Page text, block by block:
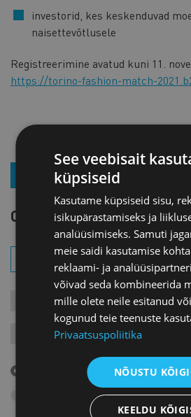
investorid, kes keskenduvad
naisettevõtlusele
Registreerimine avatud kuni 11.
https://torino-fashion-match-
LIITU UUDISKIRJAGA
OTSI SÜNDMUST
KONTAKTÜRITUSED KOOLITUSED
JÄRELVAATAMINE MESSID
Tulevased sündmused
See veebisait
küpsiseid
Kasutame küpsiseid sisu,
isikupärastamiseks ja
analüüsimiseks. Samuti
meie saidi kasutamise
reklaami- ja
võivad seda kombineerida
mille olete neile esitanud
kogunud teie teenuste
Privaatsuspoliitika
NÕUSTU
KEELDU